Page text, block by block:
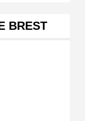
BREST